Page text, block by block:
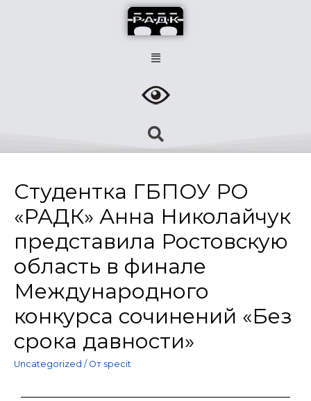
Студентка ГБПОУ РО
«РАДК» Анна Николайчук
представила Ростовскую
область в финале
Международного
конкурса сочинений «Без
срока давности»
Uncategorized / От specit